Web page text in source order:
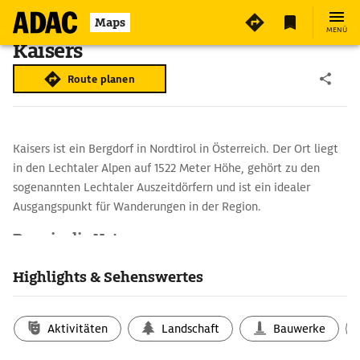
Maps MENÜ
Kaisers
Route planen
Kaisers ist ein Bergdorf in Nordtirol in Österreich. Der Ort liegt
in den Lechtaler Alpen auf 1522 Meter Höhe, gehört zu den
sogenannten Lechtaler Auszeitdörfern und ist ein idealer
Ausgangspunkt für Wanderungen in der Region.
Raus in die Natur
laden zu Erkundung der Bergwelt ein, Hütten und
Almen zur Einkehr. Wer die Natur und die ruhige Atmosphäre
der Berge genießen möchte, ist hier richtig.
Winteraktivitäten
Highlights & Sehenswertes
Aktivitäten Landschaft Bauwerke